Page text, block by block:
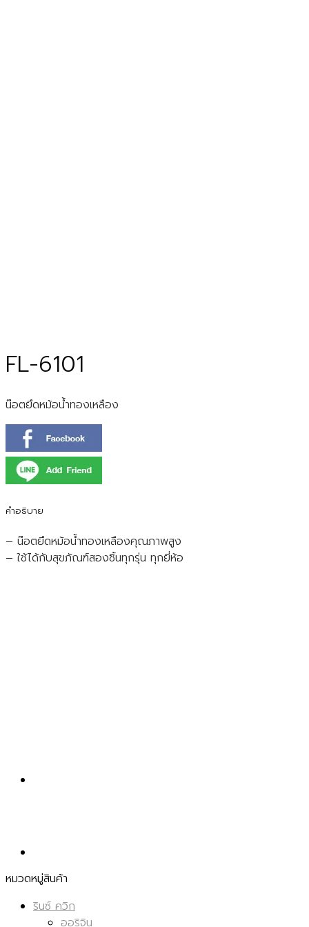
FL-6101
น๊อตยึดหม้อน้ำทองเหลือง
คำอธิบาย
– น๊อตยึดหม้อน้ำทองเหลืองคุณภาพสูง
– ใช้ได้กับสุขภัณฑ์สองชิ้นทุกรุ่น ทุกยี่ห้อ
หมวดหมู่สินค้า
รินซ์ ควิก
ออริจิน